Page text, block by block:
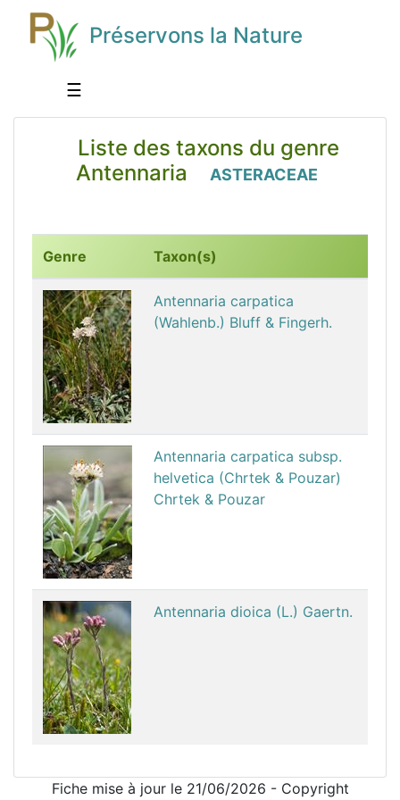
Préservons la Nature
☰
Liste des taxons du genre
Antennaria
ASTERACEAE
Genre Taxon(s)
Antennaria carpatica
(Wahlenb.) Bluff & Fingerh.
Antennaria carpatica subsp.
helvetica (Chrtek & Pouzar)
Chrtek & Pouzar
Antennaria dioica (L.) Gaertn.
Fiche mise à jour le 21/06/2026 - Copyright